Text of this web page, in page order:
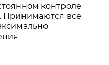
контроле
Принимаются все